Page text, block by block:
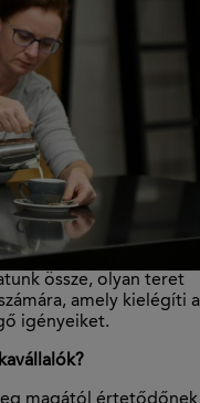
össze, olyan teret
amely kielégíti a
igényeiket.